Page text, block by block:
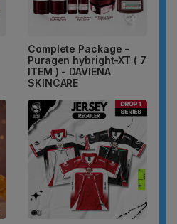
Complete Package -
Puragen hybright-XT ( 7
ITEM ) - DAVIENA
SKINCARE